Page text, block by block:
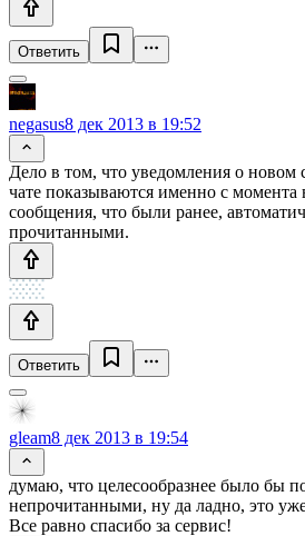
Ответить
negasus8 дек 2013 в 19:52
Дело в том, что уведомления о
чате показываются именно с момента
сообщения, что были ранее,
прочитанными.
Ответить
gleam8 дек 2013 в 19:54
думаю, что целесообразнее было бы
непрочитанными, ну да ладно, это
Все равно спасибо за сервис!